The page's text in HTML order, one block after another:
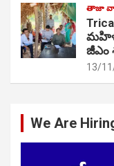
తాజా
జీఎం
13/
We Are